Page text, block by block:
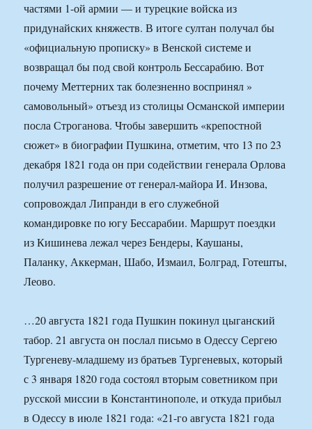
частями 1-ой армии — и турецкие войска из
придунайских княжеств. В итоге султан получал бы
«официальную прописку» в Венской системе и
возвращал бы под свой контроль Бессарабию. Вот
почему Меттерних так болезненно воспринял »
самовольный» отъезд из столицы Османской империи
посла Строганова. Чтобы завершить «крепостной
сюжет» в биографии Пушкина, отметим, что 13 по 23
декабря 1821 года он при содействии генерала Орлова
получил разрешение от генерал-майора И. Инзова,
сопровождал Липранди в его служебной
командировке по югу Бессарабии. Маршрут поездки
из Кишинева лежал через Бендеры, Каушаны,
Паланку, Аккерман, Шабо, Измаил, Болград, Готешты,
Леово.
…20 августа 1821 года Пушкин покинул цыганский
табор. 21 августа он послал письмо в Одессу Сергею
Тургеневу-младшему из братьев Тургеневых, который
с 3 января 1820 года состоял вторым советником при
русской миссии в Константинополе, и откуда прибыл
в Одессу в июле 1821 года: «21-го августа 1821 года